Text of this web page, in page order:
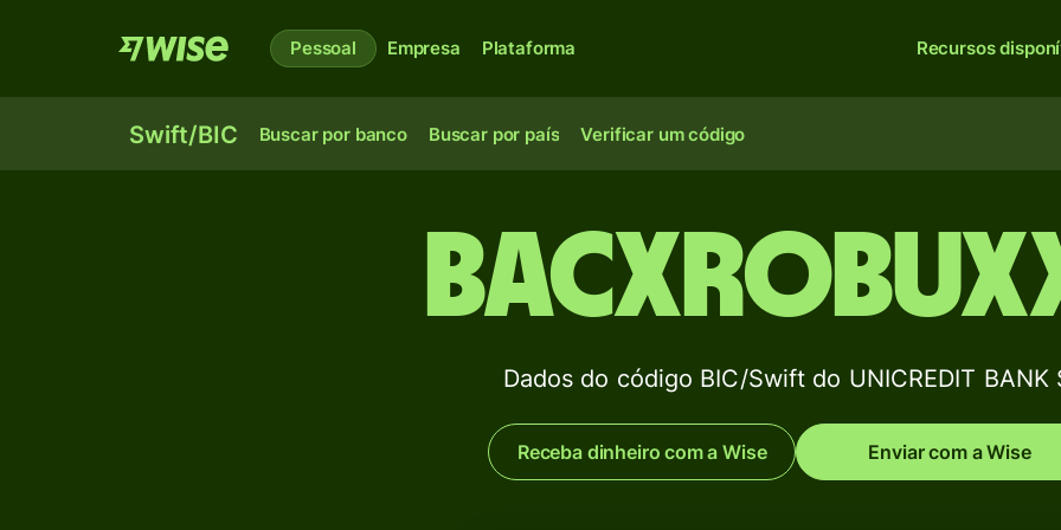
Pessoal Empresa Plataforma Recursos
Swift/BIC Buscar por banco Buscar por país Verificar um código
Dados do código BIC/Swift do UNICREDIT BANK
Receba dinheiro com a Wise Enviar com a Wise